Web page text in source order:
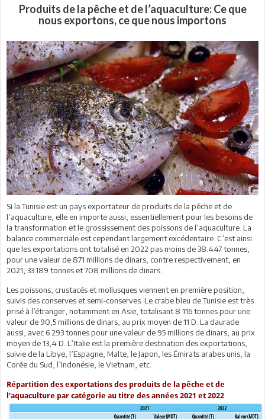
Produits de la pêche et de l’aquaculture: Ce que
nous exportons, ce que nous importons
Si la Tunisie est un pays exportateur de produits de la pêche et de
l’aquaculture, elle en importe aussi, essentiellement pour les besoins de
la transformation et le grossissement des poissons de l’aquaculture. La
balance commerciale est cependant largement excédentaire. C’est ainsi
que les exportations ont totalisé en 2022 pas moins de 38.447 tonnes,
pour une valeur de 871 millions de dinars, contre respectivement, en
2021, 33.189 tonnes et 708 millions de dinars.
Les poissons, crustacés et mollusques viennent en première position,
suivis des conserves et semi-conserves. Le crabe bleu de Tunisie est très
prisé à l’étranger, notamment en Asie, totalisant 8 116 tonnes pour une
valeur de 90,5 millions de dinars, au prix moyen de 11 D. La daurade
aussi, avec 6 293 tonnes pour une valeur de 95 millions de dinars, au prix
moyen de 13,4 D. L’Italie est la première destination des exportations,
suivie de la Libye, l’Espagne, Malte, le Japon, les Émirats arabes unis, la
Corée du Sud, l’Indonésie, le Vietnam, etc.
Répartition des exportations des produits de la pêche et de
l’aquaculture par catégorie au titre des années 2021 et 2022